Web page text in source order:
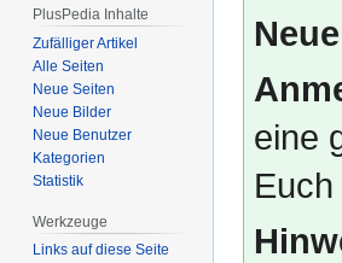
eine
PlusPedia Inhalte
Zufälliger Artikel
Alle Seiten
Neue Seiten
Neue Bilder
Neue Benutzer
Kategorien
Statistik
Werkzeuge
Links auf diese Seite